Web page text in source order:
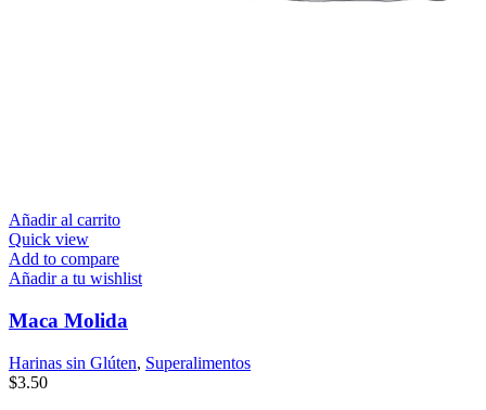
Añadir al carrito
Quick view
Add to compare
Añadir a tu wishlist
Maca Molida
Harinas sin Glúten, Superalimentos
$3.50